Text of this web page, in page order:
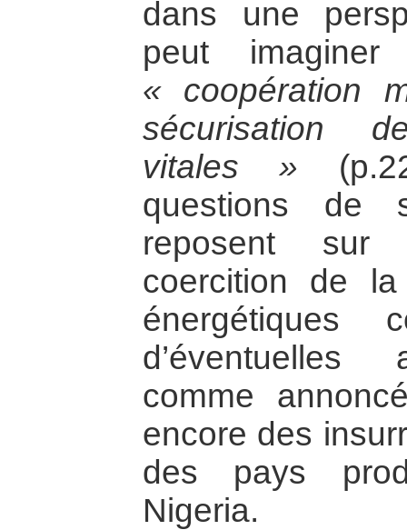
dans une
peut
« coopération
sécurisation
vitales »
questions de
reposent
coercition de
énergétiques
d’éventuelles
comme
encore des
des pays
Nigeria.